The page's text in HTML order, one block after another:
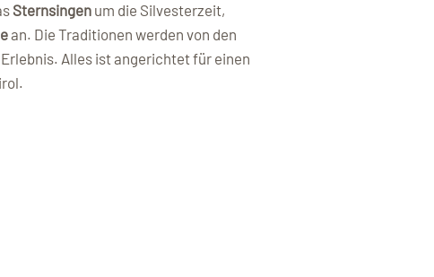
Sternsingen um die Silvesterzeit,
an. Die Traditionen werden von den
Alles ist angerichtet für einen